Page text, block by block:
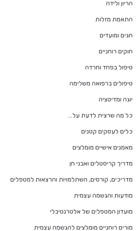
הריון ולידה
התאמת מזלות
חגים ומועדים
חוקים רוחניים
טיפול בפחד וחרדה
טיפולים ברפואה משלימה
יוגה ומדיטציה
כל מה שרצית לדעת על…
כלים לעסקים קטנים
מאמנים אישיים מומלצים
מדריך קריסטלים ואבני חן
מדריכים, קורסים, השתלמויות והרצאות למטפלים
מודעות והגשמה עצמית
מועדון המטפלים של אלטרנטיבלי
מורים רוחניים מומלצים להגשמה עצמית